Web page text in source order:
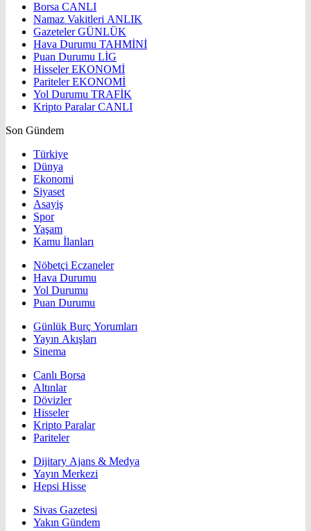
Borsa CANLI
Namaz Vakitleri ANLIK
GazetelerGÜNLÜK
Hava Durumu TAHMİNİ
Puan Durumu LİG
HisselerEKONOMİ
ParitelerEKONOMİ
Yol Durumu TRAFİK
Kripto ParalarCANLI
Son Gündem
Türkiye
Dünya
Ekonomi
Siyaset
Asayiş
Spor
Yaşam
Kamu İlanları
Nöbetçi Eczaneler
Hava Durumu
Yol Durumu
Puan Durumu
Günlük Burç Yorumları
Yayın Akışları
Sinema
Canlı Borsa
Altınlar
Dövizler
Hisseler
Kripto Paralar
Pariteler
Dijitary Ajans & Medya
Yayın Merkezi
Hepsi Hisse
Sivas Gazetesi
Yakın Gündem